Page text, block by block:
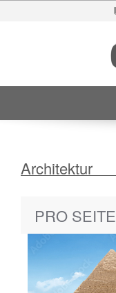
Architektur
PRO SEITE